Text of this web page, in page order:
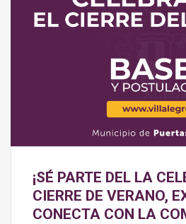
¡SÉ PARTE DEL LA
CIERRE DE VERANO,
CONECTA CON LA